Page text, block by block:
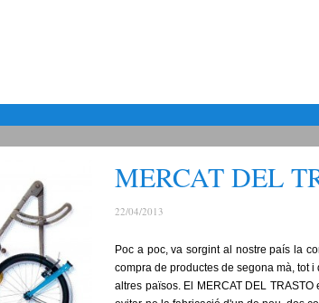
MERCAT DEL
22/04/2013
Poc a poc, va sorgint al nostre país la
compra de productes de segona mà, tot
altres països. El MERCAT DEL